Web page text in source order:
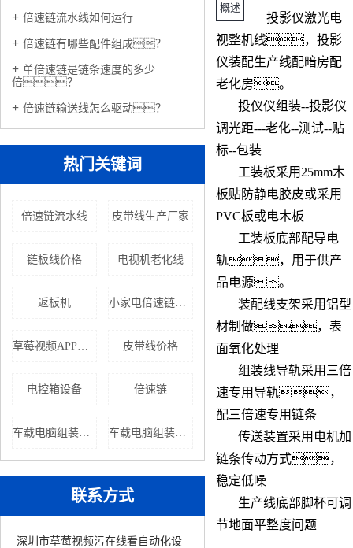
倍速链流水线如何运行
倍速链有哪些配件组成？
单倍速链是链条速度的多少
倍？
倍速链输送线怎么驱动？
热门关键词
倍速链流水线 皮带线生产厂家
链板线价格 电视机老化线
返板机
皮带线价格
电控箱设备 倍速链
联系方式
深圳市草莓视频污在线看自动化设
概述
投影仪激光电
视整机线，投影
仪装配生产线配暗房配
老化房。
投仪仪组装--投影仪
调光距---老化--测试--贴
标--包装
工装板采用25mm木
板贴防静电胶皮或采用
PVC板或电木板
工装板底部配导电
轨，用于供产
品电源。
装配线支架采用铝型
材制做，表
面氧化处理
组装线导轨采用三倍
速专用导轨，
配三倍速专用链条
传送装置采用电机加
链条传动方式，
稳定低噪
生产线底部脚杯可调
节地面平整度问题